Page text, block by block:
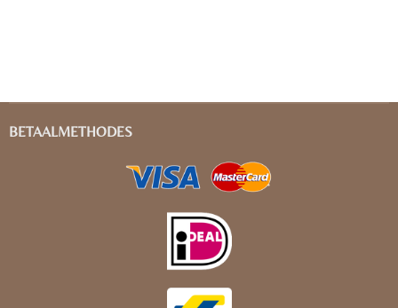
BETAALMETHODES